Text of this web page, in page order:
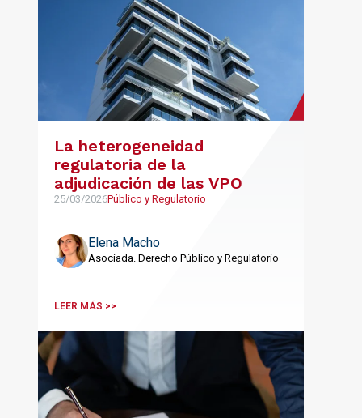
La heterogeneidad
regulatoria de la
adjudicación de las VPO
25/03/2026Público y Regulatorio
Elena Macho
Asociada. Derecho Público y Regulatorio
LEER MÁS >>